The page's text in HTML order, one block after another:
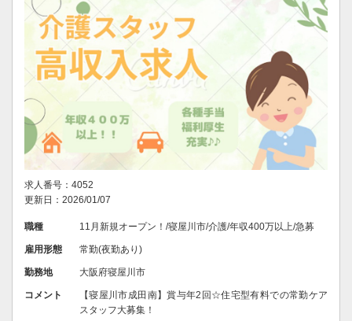
求人番号：4052
更新日：2026/01/07
職種 11月新規オープン！/寝屋川市/介護/年収400万以上/急募
雇用形態 常勤(夜勤あり)
勤務地 大阪府寝屋川市
コメント
【寝屋川市成田南】賞与年2回☆住宅型有料での常勤ケア
スタッフ大募集！